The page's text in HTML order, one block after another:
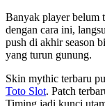
Banyak player belum
dengan cara ini,
push di akhir season
yang turun gunung.
Skin mythic terbaru
Toto Slot. Patch
Timing jadi kunci